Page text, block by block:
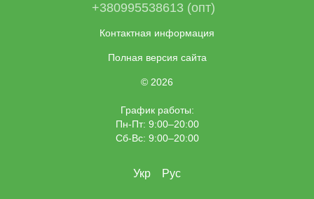
+380995538613 (опт)
Контактная информация
Полная версия сайта
© 2026
График работы:
Пн-Пт: 9:00–20:00
Сб-Вс: 9:00–20:00
Укр Рус